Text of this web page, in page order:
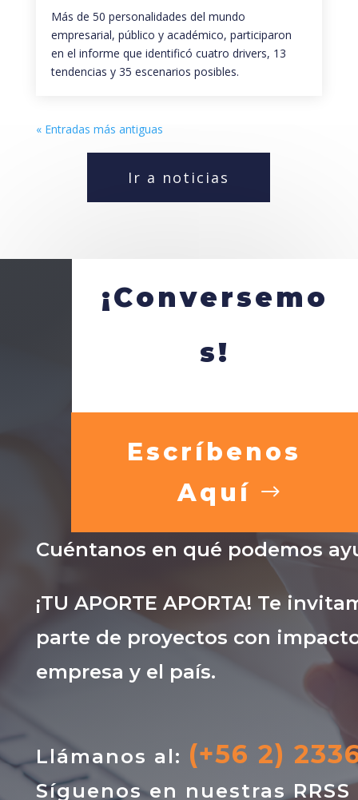
Más de 50 personalidades del mundo
empresarial, público y académico, participaron
en el informe que identificó cuatro drivers, 13
tendencias y 35 escenarios posibles.
« Entradas más antiguas
Ir a noticias
¡Conversemo
s!
Escríbenos
Aquí
Cuéntanos en qué podemos
¡TU APORTE APORTA! Te
parte de proyectos con
empresa y el país.
Llámanos al: (+56 2)
Síguenos en nuestras RRSS